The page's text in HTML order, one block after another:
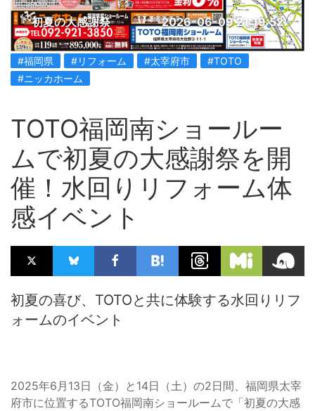
初夏の大感謝祭 2026-06-09 21:19:52
#福岡県 #リフォーム #太宰府市
#TOTO
#ニッカホーム
TOTO福岡南ショールー
ムで初夏の大感謝祭を開
催！水回りリフォーム体
感イベント
初夏の喜び、TOTOと共に体験する水回りリフ
ォームのイベント
2025年6月13日（金）と14日（土）の2日間、福岡県太宰
府市に位置するTOTO福岡南ショールームで「初夏の大感